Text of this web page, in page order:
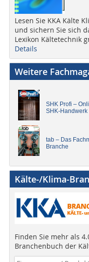
Lesen Sie KKA Kälte
und sichern Sie sich
Lexikon Kältetechnik
Details
Weitere
SHK Profi –
SHK-Handwerk
tab – Das
Branche
Kälte-/Klima-
Finden Sie mehr als
Branchenbuch der